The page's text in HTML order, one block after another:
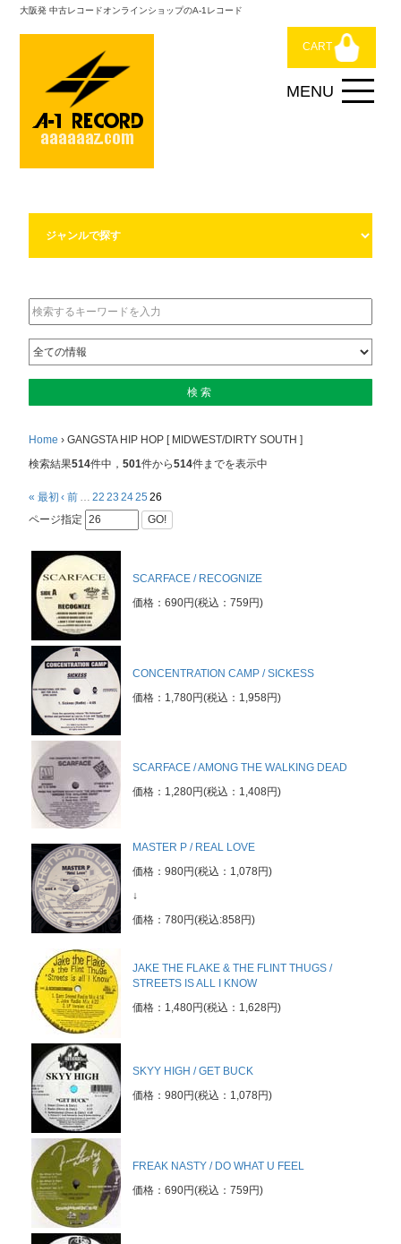
大阪発 中古レコードオンラインショップのA-1レコード
CART
Home ›GANGSTA HIP HOP [ MIDWEST/DIRTY SOUTH ]
検索結果514件中，501件から514件までを表示中
« 最初 ‹ 前 … 22 23 2425 26
ページ指定
GO!
SCARFACE / RECOGNIZE
価格：690円(税込：759円)
CONCENTRATION CAMP / SICKESS
価格：1,780円(税込：1,958円)
SCARFACE / AMONG THE WALKING DEAD
価格：1,280円(税込：1,408円)
MASTER P / REAL LOVE
価格：980円(税込：1,078円)
↓
価格：780円(税込:858円)
JAKE THE FLAKE & THE FLINT THUGS /
STREETS IS ALL I KNOW
価格：1,480円(税込：1,628円)
SKYY HIGH / GET BUCK
価格：980円(税込：1,078円)
FREAK NASTY / DO WHAT U FEEL
価格：690円(税込：759円)